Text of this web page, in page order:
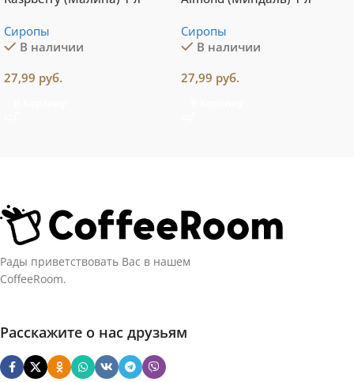
Сиропы
В наличии
27,99 руб.
Сиропы
В наличии
27,99 руб.
Рады приветствовать Вас в нашем
CoffeeRoom.
Расскажите о нас друзьям